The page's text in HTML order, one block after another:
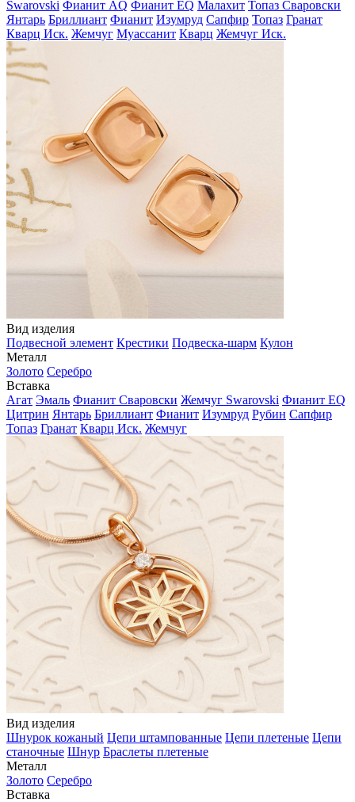
Swarovski Фианит AQ Фианит EQ Малахит Топаз Сваровски
Янтарь Бриллиант Фианит Изумруд Сапфир Топаз Гранат
Кварц Иск. Жемчуг Муассанит Кварц Жемчуг Иск.
Вид изделия
Подвесной элемент Крестики Подвеска-шарм Кулон
Металл
Золото Серебро
Вставка
Агат Эмаль Фианит Сваровски Жемчуг Swarovski Фианит EQ
Цитрин Янтарь Бриллиант Фианит Изумруд Рубин Сапфир
Топаз Гранат Кварц Иск. Жемчуг
Вид изделия
Шнурок кожаный Цепи штампованные Цепи плетеные Цепи
станочные Шнур Браслеты плетеные
Металл
Золото Серебро
Вставка